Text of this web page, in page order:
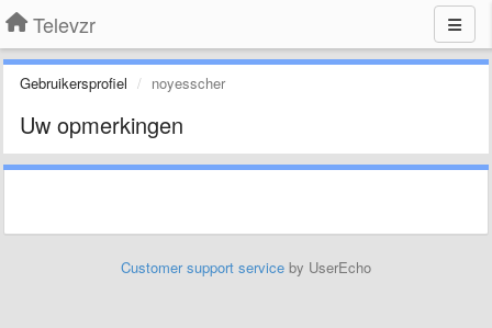
Televzr
Gebruikersprofiel noyesscher
Uw opmerkingen
Customer support service by UserEcho